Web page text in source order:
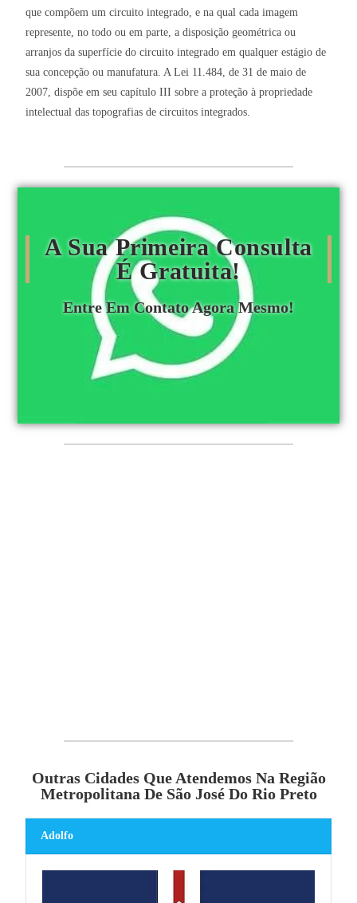
que compõem um circuito integrado, e na qual cada imagem
represente, no todo ou em parte, a disposição geométrica ou
arranjos da superfície do circuito integrado em qualquer estágio de
sua concepção ou manufatura. A Lei 11.484, de 31 de maio de
2007, dispõe em seu capítulo III sobre a proteção à propriedade
intelectual das topografias de circuitos integrados.
A Sua Primeira Consulta
É Gratuita!
Entre Em Contato Agora Mesmo!
Outras Cidades Que Atendemos Na Região
Metropolitana De São José Do Rio Preto
Adolfo